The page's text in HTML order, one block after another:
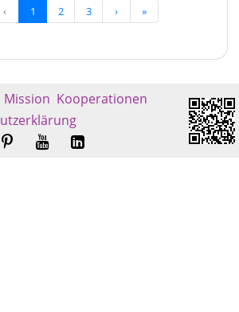
‹ 1 2 3 › »
Mission Kooperationen